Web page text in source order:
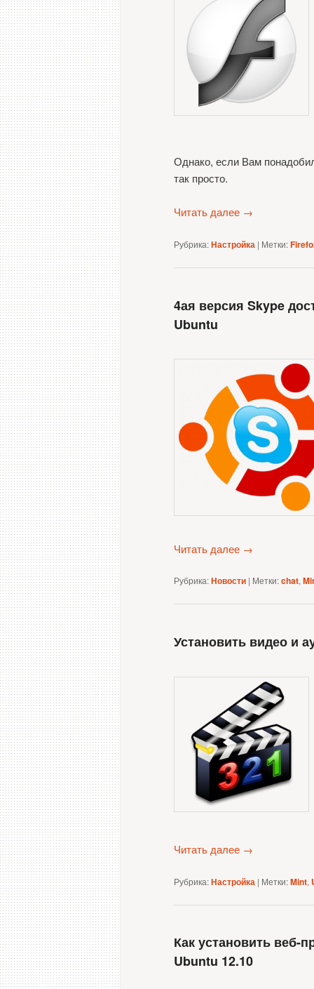
Однако, если Вам
так просто.
Читать далее →
Рубрика:Настройка | Метки:
4ая версия Skype
Ubuntu
Читать далее →
Рубрика:Новости | Метки:chat,
Установить видео и
Читать далее →
Рубрика:Настройка | Метки:Mint,
Как установить веб-
Ubuntu 12.10